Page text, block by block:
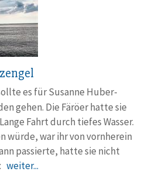
es für Susanne Huber-
gehen. Die Färöer hatte sie
Fahrt durch tiefes Wasser.
würde, war ihr von vornherein
passierte, hatte sie nicht
weiter...